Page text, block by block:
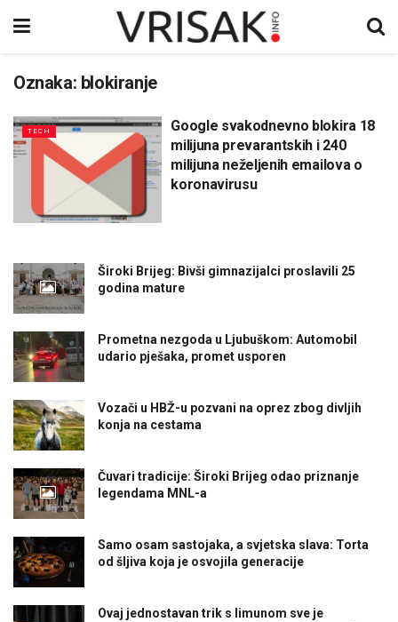
Oznaka: blokiranje
TECH
Google svakodnevno blokira 18
milijuna prevarantskih i 240
milijuna neželjenih emailova o
koronavirusu
Široki Brijeg: Bivši gimnazijalci proslavili 25
godina mature
Prometna nezgoda u Ljubuškom: Automobil
udario pješaka, promet usporen
Vozači u HBŽ-u pozvani na oprez zbog divljih
konja na cestama
Čuvari tradicije: Široki Brijeg odao priznanje
legendama MNL-a
Samo osam sastojaka, a svjetska slava: Torta
od šljiva koja je osvojila generacije
Ovaj jednostavan trik s limunom sve je